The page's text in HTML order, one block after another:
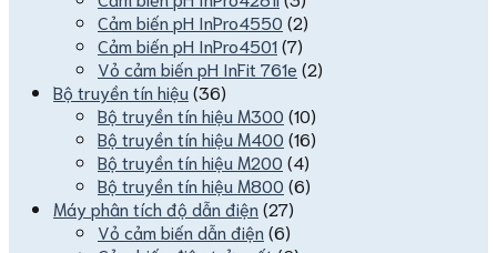
Cảm biến pH InPro4550 (2)
Cảm biến pH InPro4501(7)
Vỏ cảm biến pH InFit 761e (2)
Bộ truyền tín hiệu (36)
Bộ truyền tín hiệu M300 (10)
Bộ truyền tín hiệu M400 (16)
Bộ truyền tín hiệu M200 (4)
Bộ truyền tín hiệu M800 (6)
Máy phân tích độ dẫn điện (27)
Vỏ cảm biến dẫn điện (6)